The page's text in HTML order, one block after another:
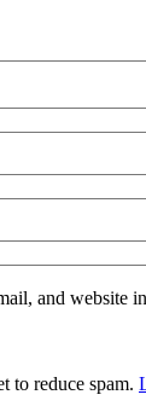
and website
to reduce spam.